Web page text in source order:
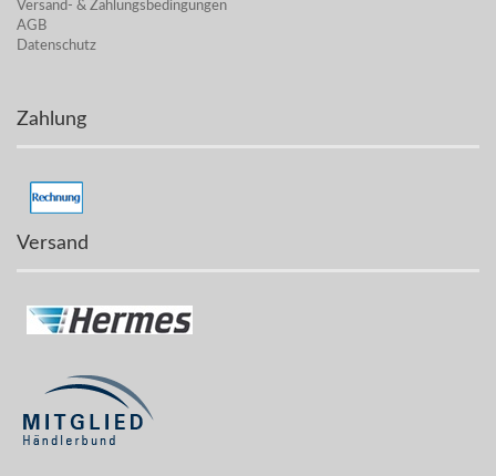
Versand- & Zahlungsbedingungen
AGB
Datenschutz
Zahlung
Versand